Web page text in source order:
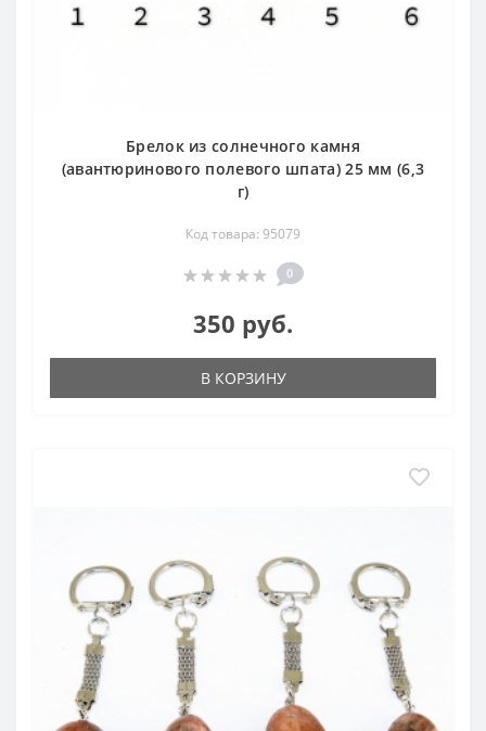
Брелок из солнечного камня
(авантюринового полевого шпата) 25 мм (6,3
г)
Код товара: 95079
0
350 руб.
В КОРЗИНУ